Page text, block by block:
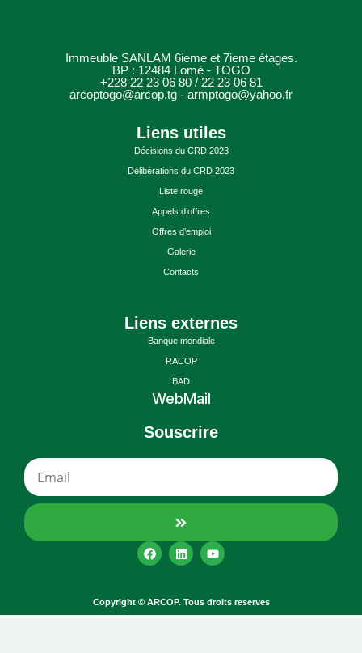
Immeuble SANLAM 6ieme et 7ieme étages.
BP : 12484 Lomé - TOGO
+228 22 23 06 80 / 22 23 06 81
arcoptogo@arcop.tg - armptogo@yahoo.fr
Liens utiles
Décisions du CRD 2023
Délibérations du CRD 2023
Liste rouge
Appels d’offres
Offres d’emploi
Galerie
Contacts
Liens externes
Banque mondiale
RACOP
BAD
WebMail
Souscrire
Copyright © ARCOP. Tous droits reserves